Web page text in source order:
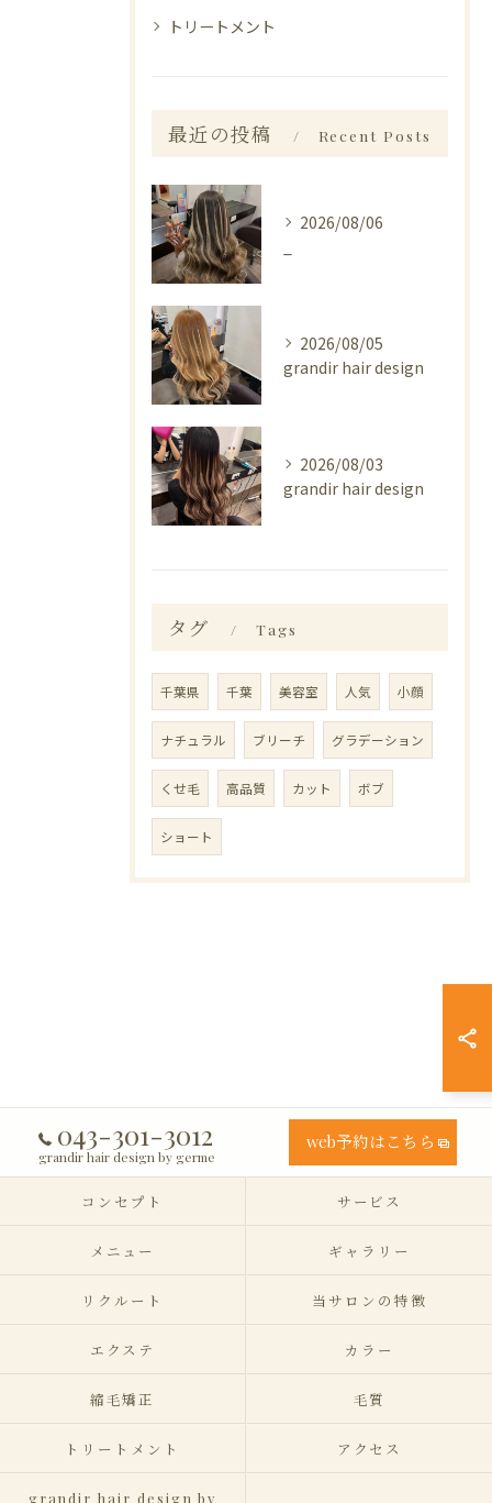
トリートメント
最近の投稿 Recent Posts
2026/08/06
2026/08/05
grandir hair design
2026/08/03
grandir hair design
タグ Tags
千葉県 千葉 美容室 人気 小顔
ナチュラル ブリーチ グラデーション
くせ毛 高品質 カット ボブ
ショート
043-301-3012
grandir hair design by germe
web予約はこちら
コンセプト サービス
メニュー ギャラリー
リクルート 当サロンの特徴
エクステ カラー
縮毛矯正 毛質
トリートメント アクセス
grandir hair design by